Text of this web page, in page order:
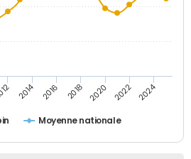
Moyenne nationale
2014 2016 2018 2020 2022 2024